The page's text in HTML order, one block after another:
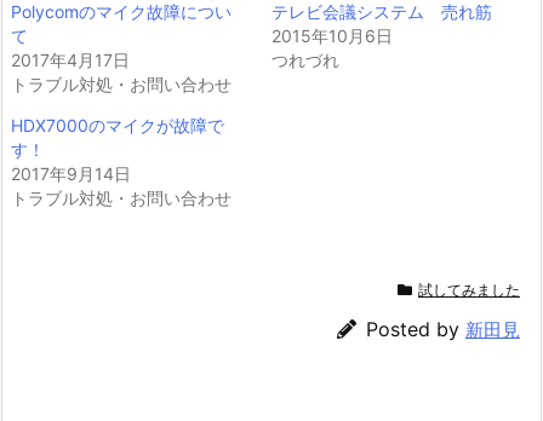
t
r
で
共
(新
し
ウ
ィ
ン
共
る
に
は
リ
ッ
し
て
く
Polycomのマイク故障につい
て
2017年4月17日
トラブル対処・お問い合わせ
テレビ会議システム 売れ筋
2015年10月6日
つれづれ
HDX7000のマイクが故障で
す！
2017年9月14日
トラブル対処・お問い合わせ
試してみました
Posted by 新田見